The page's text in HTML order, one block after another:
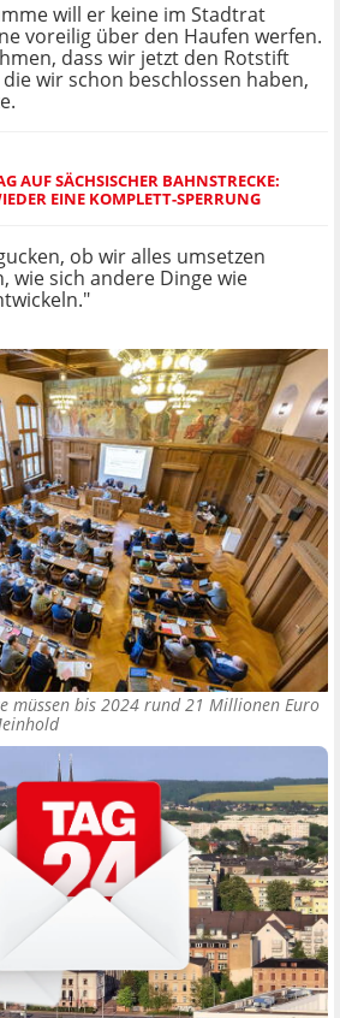
will er keine im Stadtrat
voreilig über den Haufen werfen.
dass wir jetzt den Rotstift
wir schon beschlossen haben,
AUF SÄCHSISCHER BAHNSTRECKE:
EINE KOMPLETT-SPERRUNG
ob wir alles umsetzen
wie sich andere Dinge wie
müssen bis 2024 rund 21 Millionen Euro